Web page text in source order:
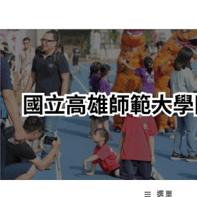
轉
至
主
內
容
選單